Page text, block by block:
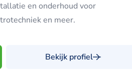
en onderhoud voor
en meer.
Bekijk profiel